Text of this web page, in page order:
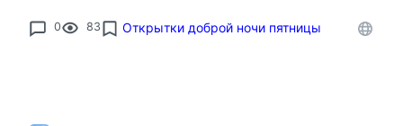
0 83 Открытки доброй ночи пятницы